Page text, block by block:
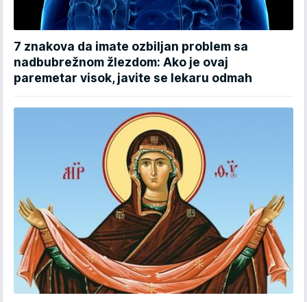
7 znakova da imate ozbiljan problem sa
nadbubrežnom žlezdom: Ako je ovaj
paremetar visok, javite se lekaru odmah